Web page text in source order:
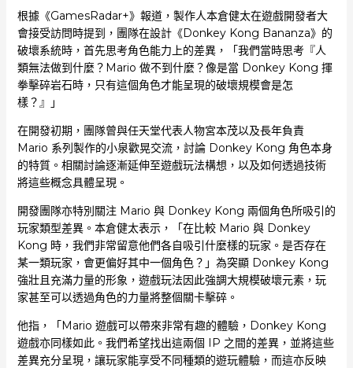
根據《GamesRadar+》報道，製作人本倉健太在遊戲開發者大
會接受訪問時提到，團隊在設計《Donkey Kong Bananza》的
破壞系統時，首先思考角色能力上的差異，「我們當時思考『人
類無法做到什麼？Mario 做不到什麼？像是當 Donkey Kong 揮
拳擊碎岩石時，只有這個角色才能呈現的破壞規模會是怎
樣？』」
在開發初期，團隊曾與任天堂代表人物宮本茂以及長年負責
Mario 系列製作的小泉歡晃交流，討論 Donkey Kong 角色本身
的特質。相關討論逐漸延伸至遊戲玩法構想，以及如何透過技術
將這些概念具體呈現。
開發團隊亦特別關注 Mario 與 Donkey Kong 兩個角色所吸引的
玩家類型差異。本倉健太表示，「在比較 Mario 與 Donkey
Kong 時，我們非常留意他們各自吸引什麼樣的玩家。是否存在
某一類玩家，會更偏好其中一個角色？」為突顯 Donkey Kong
強壯且充滿力量的形象，遊戲玩法因此強調大規模破壞元素，玩
家甚至可以透過角色的力量將整個關卡擊碎。
他指，「Mario 遊戲可以帶來非常有趣的體驗，Donkey Kong
遊戲亦同樣如此。我們希望找出這兩個 IP 之間的差異，並將這些
差異充分呈現，讓玩家能享受不同種類的遊玩體驗，而這亦反映